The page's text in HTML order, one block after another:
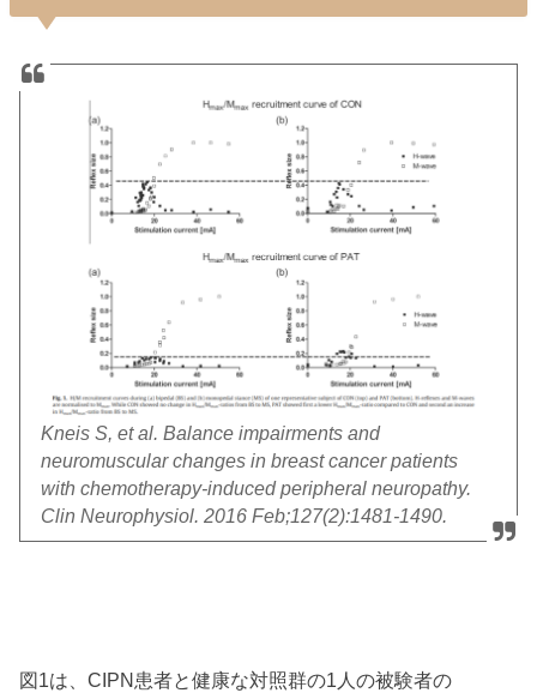
Kneis S, et al. Balance impairments and
neuromuscular changes in breast cancer patients
with chemotherapy-induced peripheral neuropathy.
Clin Neurophysiol. 2016 Feb;127(2):1481-1490.
図1は、CIPN患者と健康な対照群の1人の被験者の